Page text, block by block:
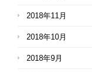
2018年11月
2018年10月
2018年9月